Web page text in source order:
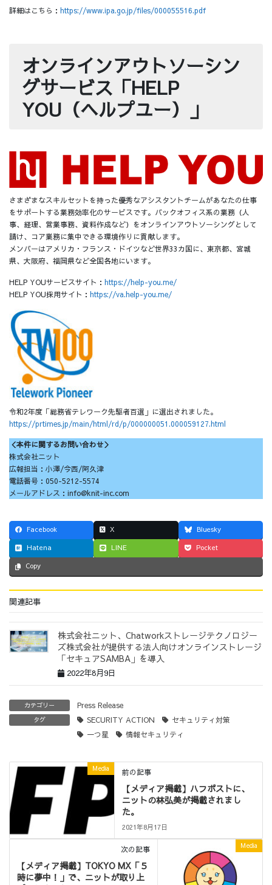
詳細はこちら： https://www.ipa.go.jp/files/000055516.pdf
オンラインアウトソーシン
グサービス「HELP
YOU（ヘルプユー）」
さまざまなスキルセットを持った優秀なアシスタントチームがあなたの仕事
をサポートする業務効率化のサービスです。バックオフィス系の業務（人
事、経理、営業事務、資料作成など）をオンラインアウトソーシングとして
請け、コア業務に集中できる環境作りに貢献します。
メンバーはアメリカ・フランス・ドイツなど世界33カ国に、東京都、宮城
県、大阪府、福岡県など全国各地にいます。
HELP YOUサービスサイト： https://help-you.me/
HELP YOU採用サイト： https://va.help-you.me/
令和2年度「総務省テレワーク先駆者百選」に選出されました。
https://prtimes.jp/main/html/rd/p/000000051.000059127.html
＜本件に関するお問い合わせ＞
株式会社ニット
広報担当：小澤/今西/阿久津
電話番号：050-5212-5574
メールアドレス：info@knit-inc.com
Facebook X
Bluesky
Hatena
LINE Pocket
Copy
関連記事
株式会社ニット、Chatworkストレージテクノロジー
ズ株式会社が提供する法人向けオンラインストレージ
「セキュアSAMBA」を導入
2022年8月9日
カテゴリー Press Release
タグ SECURITY ACTION
セキュリティ対策
一つ星
情報セキュリティ
Media 前の記事
【メディア掲載】ハフポストに、
ニットの林弘美が掲載されまし
た。
2021年8月17日
Media
次の記事
【メディア掲載】TOKYO MX「５
時に夢中！」で、ニットが取り上